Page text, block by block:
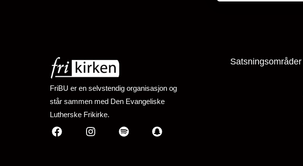
FriBU er en selvstendig organisasjon og
står sammen med Den Evangeliske
Lutherske Frikirke.
FacebookInstagramSpotifySnapchat
Satsningsområder